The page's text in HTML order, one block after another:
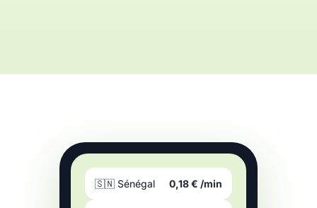
🇸🇳 Sénégal 0,18 € /min